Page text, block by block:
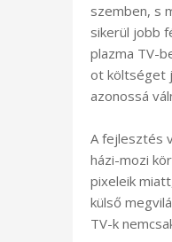
szemben, s
sikerül jobb
plazma TV-
ot költséget
azonossá
A fejlesztés
házi-mozi
pixeleik
külső
TV-k